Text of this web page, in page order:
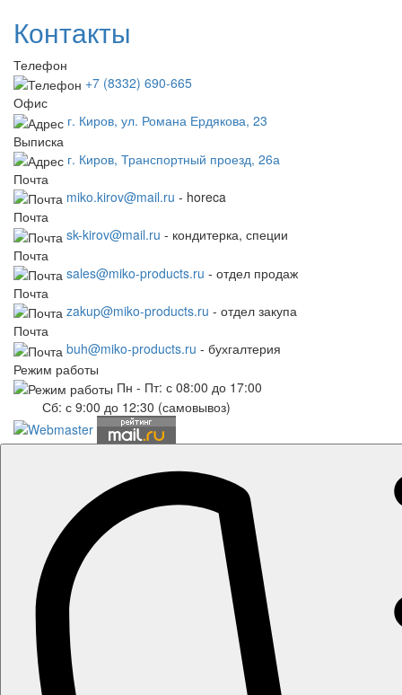
Контакты
Телефон
+7 (8332) 690-665
Офис
г. Киров, ул. Романа Ердякова, 23
Выписка
г. Киров, Транспортный проезд, 26а
Почта
miko.kirov@mail.ru - horeca
Почта
sk-kirov@mail.ru - кондитерка, специи
Почта
sales@miko-products.ru - отдел продаж
Почта
zakup@miko-products.ru - отдел закупа
Почта
buh@miko-products.ru - бухгалтерия
Режим работы
Пн - Пт: с 08:00 до 17:00
Сб: с 9:00 до 12:30 (самовывоз)